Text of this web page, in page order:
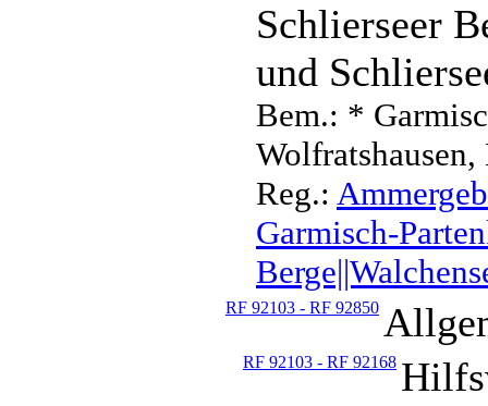
Schlierseer
und
Bem.: *
Reg.:
Garmisch-
RF 92103 - RF 92850
RF 92103 - RF 92168